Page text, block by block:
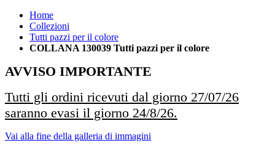
Home
Collezioni
Tutti pazzi per il colore
COLLANA 130039 Tutti pazzi per il colore
AVVISO IMPORTANTE
Tutti gli ordini ricevuti dal giorno 27/07/26
saranno evasi il giorno 24/8/26.
Vai alla fine della galleria di immagini